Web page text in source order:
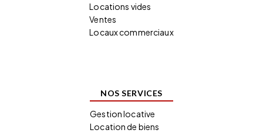
Locations vides
Ventes
Locaux commerciaux
NOS SERVICES
Gestion locative
Location de biens